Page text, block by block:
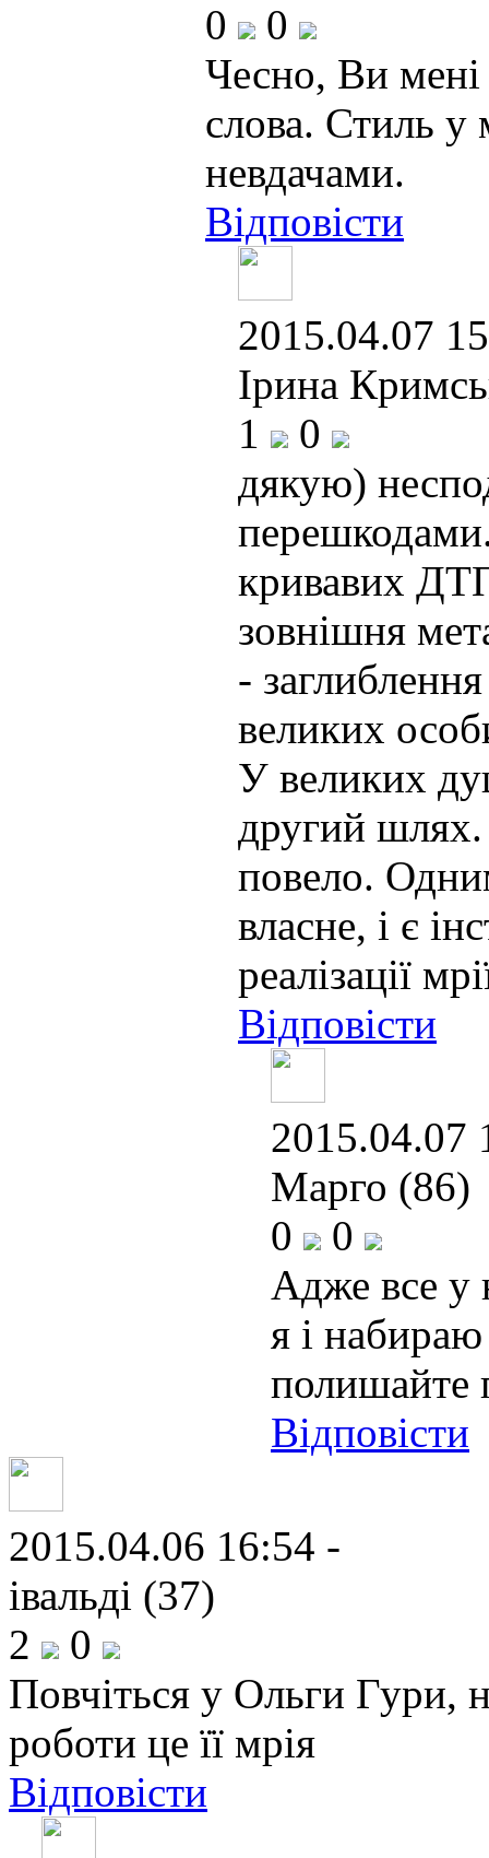
0
0
Чесно, Ви мені
слова. Стиль у
невдачами.
Відповісти
2015.04.07
Ірина
1
0
дякую)
кривавих
зовнішня
-
великих
У великих
другий
повело.
власне, і є
реалізації
Відповісти
2015.04.07
Марго (86)
0
0
Адже все у
я і набираю
полишайте
Відповісти
2015.04.06 16:54 -
івальді (37)
2
0
Повчіться у Ольги Гури,
роботи це її мрія
Відповісти